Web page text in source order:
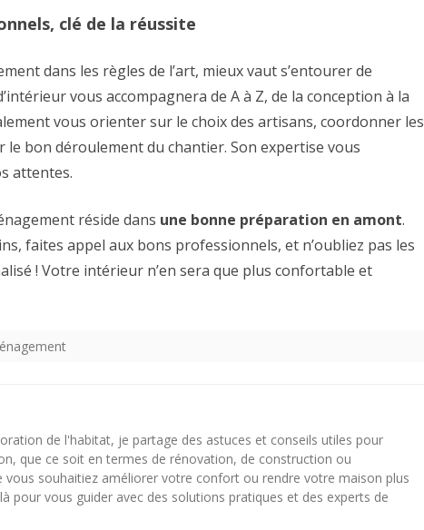
clé de la réussite
dans les règles de l’art, mieux vaut s’entourer de
vous accompagnera de A à Z, de la conception à la
vous orienter sur le choix des artisans, coordonner les
bon déroulement du chantier. Son expertise vous
attentes.
réside dans une bonne préparation en amont.
faites appel aux bons professionnels, et n’oubliez pas les
! Votre intérieur n’en sera que plus confortable et
de l'habitat, je partage des astuces et conseils utiles pour
que ce soit en termes de rénovation, de construction ou
vous souhaitiez améliorer votre confort ou rendre votre maison plus
pour vous guider avec des solutions pratiques et des experts de